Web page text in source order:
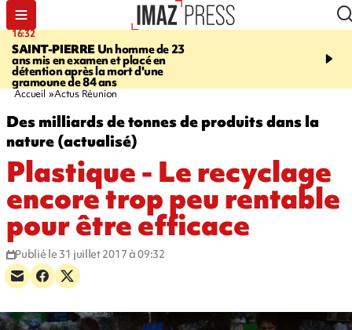
16:32
SAINT-PIERREUn homme de 23
ans mis en examen et placé en
détention après la mort d'une
gramoune de 84 ans
21:08
et Turquie scellent un
Accueil Actus Réunion
Des milliards de tonnes de produits dans la
nature (actualisé)
Plastique - Le recyclage
encore trop peu rentable
pour être efficace
Publié le 31 juillet 2017 à 09:32